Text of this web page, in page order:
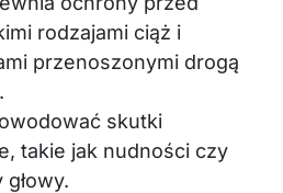
rodzajami ciąż i
przenoszonymi drogą
skutki
takie jak nudności czy